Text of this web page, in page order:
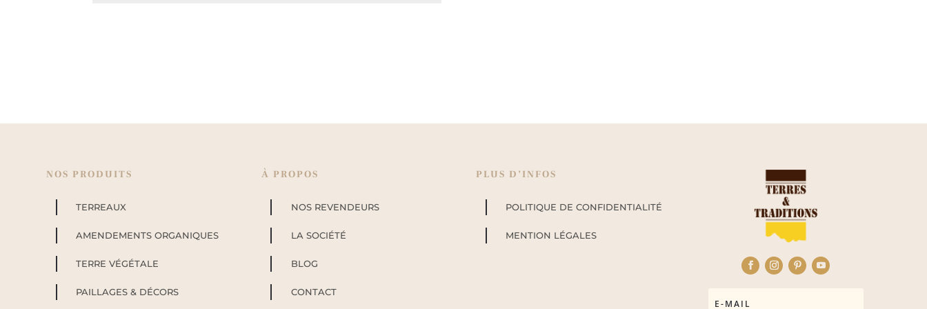
NOS PRODUITS
TERREAUX
AMENDEMENTS ORGANIQUES
TERRE VÉGÉTALE
PAILLAGES & DÉCORS
À PROPOS
NOS REVENDEURS
LA SOCIÉTÉ
BLOG
CONTACT
PLUS D’INFOS
POLITIQUE DE CONFIDENTIALITÉ
MENTION LÉGALES